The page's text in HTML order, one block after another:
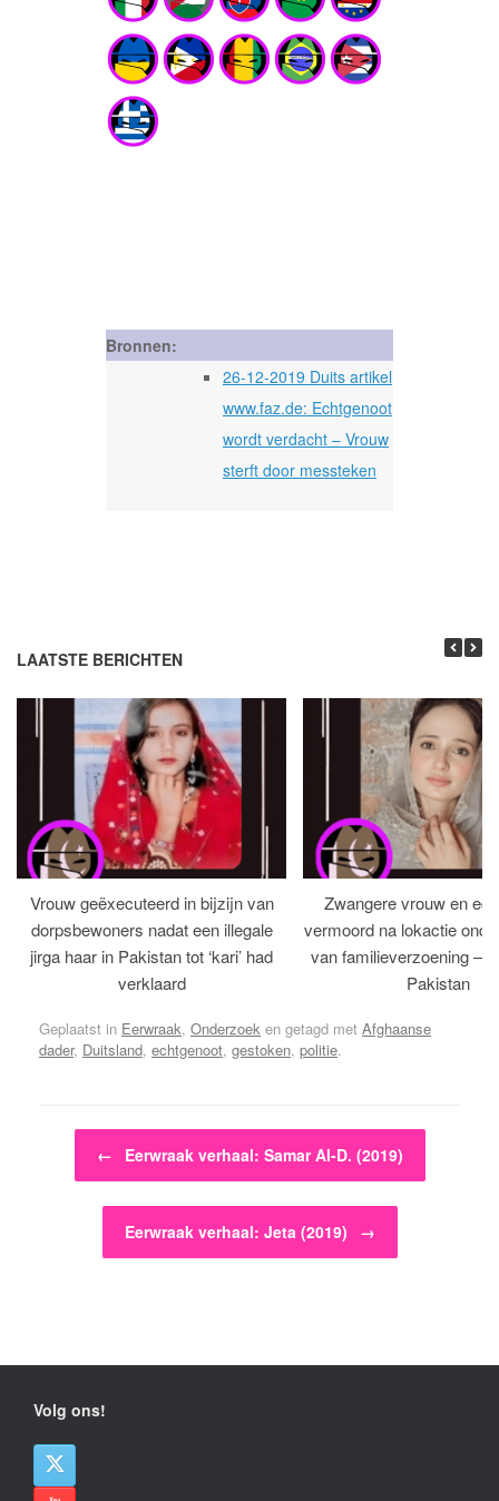
Bronnen:
26-12-2019 Duits artikel
www.faz.de: Echtgenoot
wordt verdacht – Vrouw
sterft door messteken
LAATSTE BERICHTEN
Vrouw geëxecuteerd in bijzijn van
dorpsbewoners nadat een illegale
jirga haar in Pakistan tot ‘kari’ had
verklaard
Zwangere vrouw en
vermoord na lokactie
van familieverzoening –
Pakistan
Geplaatst in Eerwraak, Onderzoek en getagd met Afghaanse
dader, Duitsland, echtgenoot, gestoken, politie.
Bericht navigatie
← Eerwraak verhaal: Samar Al-D. (2019)
Eerwraak verhaal: Jeta (2019) →
Volg ons!